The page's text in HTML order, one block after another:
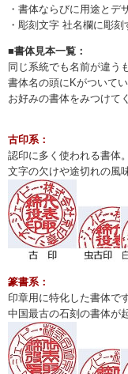
・書体ならびに用途とデ
・彫刻文字 社名欄に彫
■書体見本一覧：
同じ系統でも名前が違う
書体名の頭にKがついて
お好みの書体をみつけて
古印系：
認印に多く使われる書体。
文字の欠けや途切れの風
篆書系：
印章用に特化した書体です
中国最古の石刻の書体が